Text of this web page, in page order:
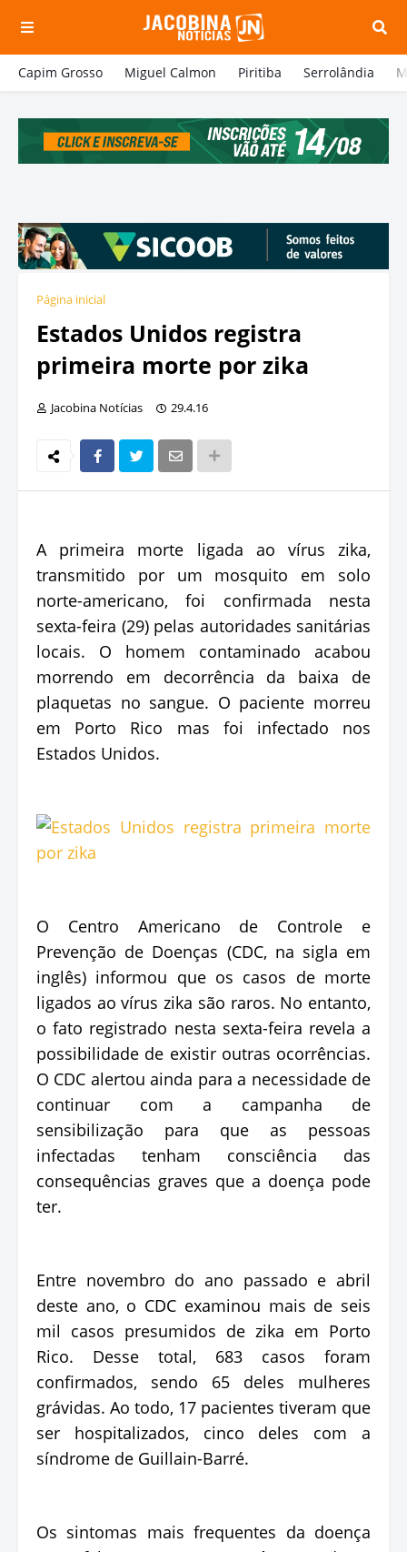
Capim Grosso Miguel Calmon Piritiba Serrolândia
Página inicial
Estados Unidos registra
primeira morte por zika
Jacobina Notícias 29.4.16
A primeira morte ligada ao vírus zika,
transmitido por um mosquito em solo
norte-americano, foi confirmada nesta
sexta-feira (29) pelas autoridades sanitárias
locais. O homem contaminado acabou
morrendo em decorrência da baixa de
plaquetas no sangue. O paciente morreu
em Porto Rico mas foi infectado nos
Estados Unidos.
O Centro Americano de Controle e
Prevenção de Doenças (CDC, na sigla em
inglês) informou que os casos de morte
ligados ao vírus zika são raros. No entanto,
o fato registrado nesta sexta-feira revela a
possibilidade de existir outras ocorrências.
O CDC alertou ainda para a necessidade de
continuar com a campanha de
sensibilização para que as pessoas
infectadas tenham consciência das
consequências graves que a doença pode
ter.
Entre novembro do ano passado e abril
deste ano, o CDC examinou mais de seis
mil casos presumidos de zika em Porto
Rico. Desse total, 683 casos foram
confirmados, sendo 65 deles mulheres
grávidas. Ao todo, 17 pacientes tiveram que
ser hospitalizados, cinco deles com a
síndrome de Guillain-Barré.
Os sintomas mais frequentes da doença